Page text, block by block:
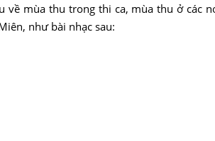
về mùa thu trong thi ca, mùa thu ở các
như bài nhạc sau: